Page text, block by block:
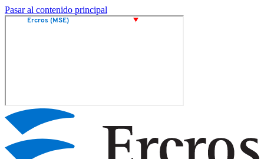
Pasar al contenido principal